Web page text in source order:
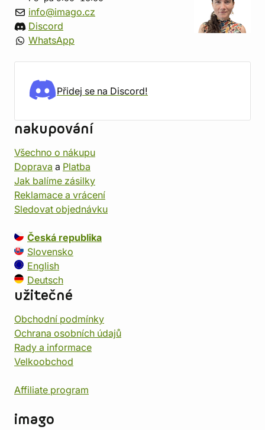
info@imago.cz
Discord
WhatsApp
Přidej se na Discord!
nakupování
Všechno o nákupu
Doprava a Platba
Jak balíme zásilky
Reklamace a vrácení
Sledovat objednávku
Česká republika
Slovensko
English
Deutsch
užitečné
Obchodní podmínky
Ochrana osobních údajů
Rady a informace
Velkoobchod
Affiliate program
imago